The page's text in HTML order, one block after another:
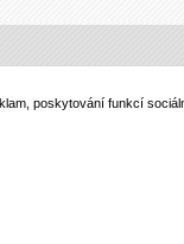
poskytování funkcí